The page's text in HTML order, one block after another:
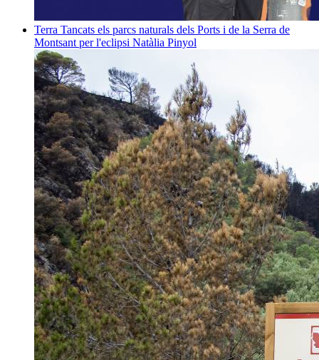
Terra Tancats els parcs naturals dels Ports i de la Serra de
Montsant per l'eclipsi Natàlia Pinyol